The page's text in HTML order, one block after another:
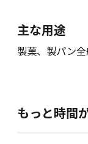
主な用途
製菓、製パン全
もっと時間